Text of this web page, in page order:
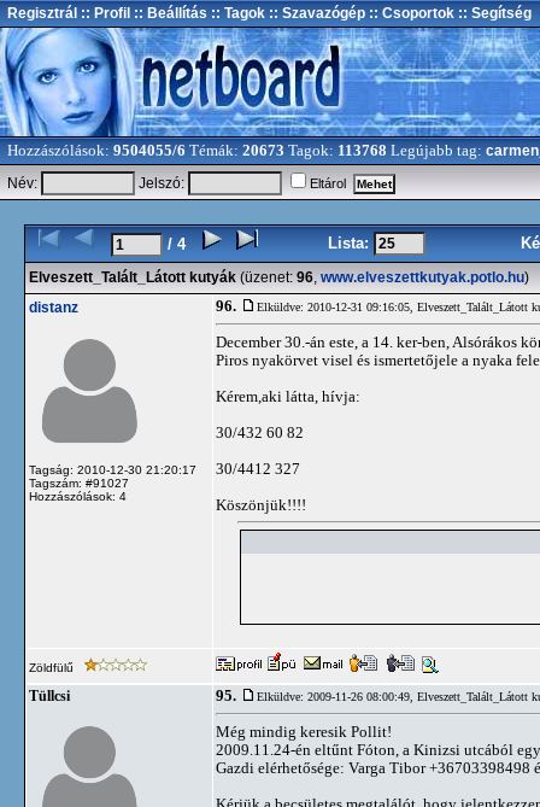
Regisztrál :: Profil :: Beállítás :: Tagok :: Szavazógép :: Csoportok :: Segítség
Hozzászólások: 9504055/6 Témák: 20673 Tagok: 113768 Legújabb tag:
Név:
Jelszó: Eltárol
/ 4 Lista:
Elveszett_Talált_Látott kutyák (üzenet: 96, www.elveszettkutyak.potlo.hu)
distanz
Tagság: 2010-12-30 21:20:17
Tagszám: #91027
Hozzászólások: 4
96. Elküldve: 2010-12-31 09:16:05, Elveszett_Talált_Látott
December 30.-án este, a 14. ker-ben, Alsórákos
Piros nyakörvet visel és ismertetőjele a nyaka
Kérem,aki látta, hívja:
30/432 60 82
30/4412 327
Köszönjük!!!!
Zöldfülű
Tüllcsi 95. Elküldve: 2009-11-26 08:00:49, Elveszett_Talált_Látott
Még mindig keresik Pollit!
2009.11.24-én eltűnt Fóton, a Kinizsi utcából
Gazdi elérhetősége: Varga Tibor +36703398498